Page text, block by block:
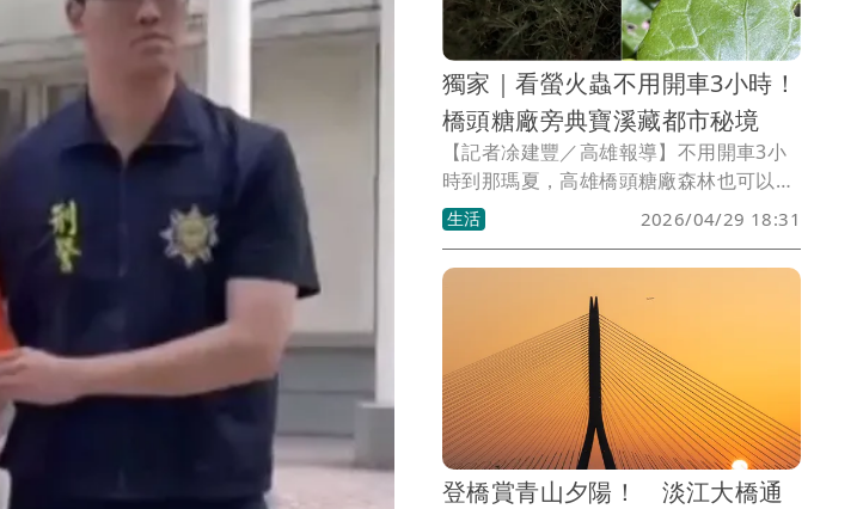
獨家｜看螢火蟲不用開車3小時！
橋頭糖廠旁典寶溪藏都市秘境
【記者凃建豐／高雄報導】不用開車3小
時到那瑪夏，高雄橋頭糖廠森林也可以賞
螢火蟲。螢火蟲專家楊吉壽近日在橋頭糖
廠旁燕橋，典寶溪畔觀察到數百隻螢火
蟲，堪稱是都市奇景，楊吉壽建議民眾若
要前往觀察，務必自備手電筒及紅色玻璃
紙，並請以紅色玻璃紙包覆所有照明源，
以免影響螢火蟲生態。
生活 2026/04/29 18:31
登橋賞青山夕陽！ 淡江大橋通